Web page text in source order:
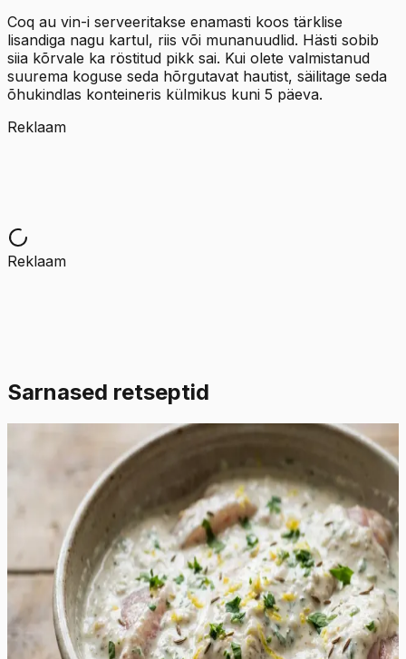
Coq au vin-i serveeritakse enamasti koos tärklise
lisandiga nagu kartul, riis või munanuudlid. Hästi sobib
siia kõrvale ka röstitud pikk sai. Kui olete valmistanud
suurema koguse seda hõrgutavat hautist, säilitage seda
õhukindlas konteineris külmikus kuni 5 päeva.
Reklaam
Reklaam
Sarnased retseptid
Hinnang:(2)
Šašlõkimarinaad jogurtiga
See erakordselt rammus ja siidine marinaad muudab
kanafilee või kintsuliha uskumatult pehmeks ja
mahlaseks. Jogurtis sisalduvad piimahapped lõhustavad
õrnalt lihakiude, tagades tulemuse, mis sulab suus ega
muutu grillimisel kuivaks. Värske sidrunimahl ja riivitud
sidrunikoor lisavad vajalikku hapukust ja eredat
tsitruselist nooti, mis tasakaalustab jogurti täidlust.
Värskelt hakitud petersell ja vürtsköömen loovad sügava